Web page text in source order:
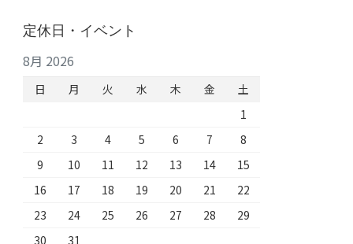
定休日・イベント
8月 2026
日 月 火 水 木 金
土
1
2
3 4 5 6 7
8
9
10 11 12 13 14
15
16
17 18 19 20 21
22
23
24 25 26 27 28
29
30
31